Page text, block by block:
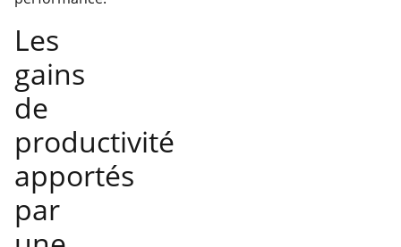
Les
gains
de
productivité
apportés
par